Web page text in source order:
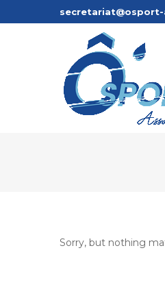
secretariat@osport-
Sorry, but nothing